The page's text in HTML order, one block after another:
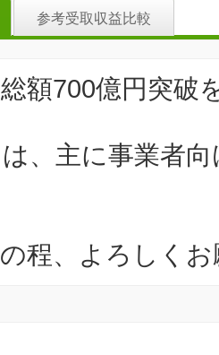
参考受取収益比較
額700億円突破
、主に事業者
程、よろしく